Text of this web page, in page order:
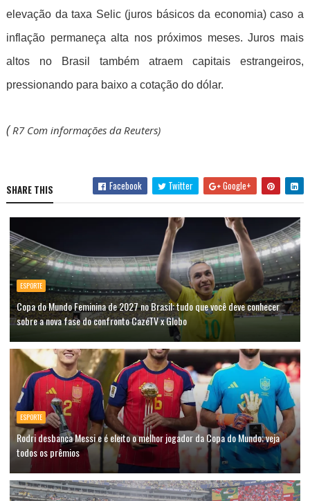
elevação da taxa Selic (juros básicos da economia) caso a
inflação permaneça alta nos próximos meses. Juros mais
altos no Brasil também atraem capitais estrangeiros,
pressionando para baixo a cotação do dólar.
(R7 Com informações da Reuters)
SHARE THIS Facebook Twitter Google+
ESPORTE
Copa do Mundo Feminina de 2027 no Brasil: tudo que você deve conhecer
sobre a nova fase do confronto CazéTV x Globo
ESPORTE
Rodri desbanca Messi e é eleito o melhor jogador da Copa do Mundo; veja
todos os prêmios